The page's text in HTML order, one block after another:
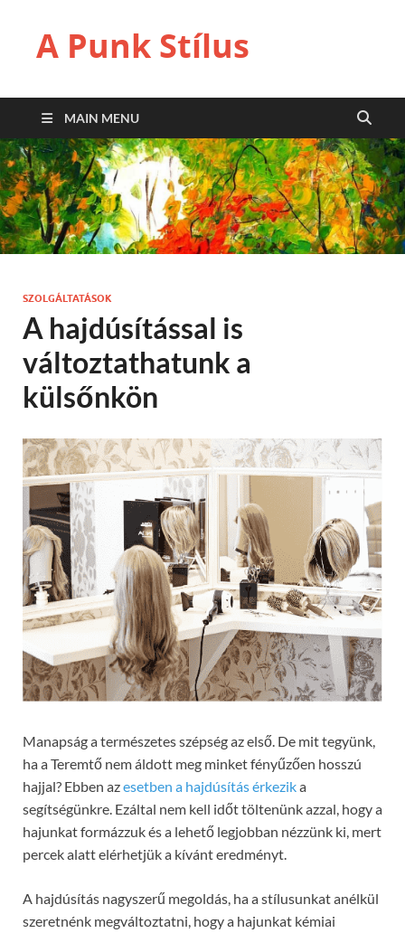
A Punk Stílus
MAIN MENU
SZOLGÁLTATÁSOK
A hajdúsítással is
változtathatunk a
külsőnkön
Manapság a természetes szépség az első. De mit tegyünk,
ha a Teremtő nem áldott meg minket fényűzően hosszú
hajjal? Ebben azesetben a hajdúsítás érkezika
segítségünkre. Ezáltal nem kell időt töltenünk azzal, hogy a
hajunkat formázzuk és a lehető legjobban nézzünk ki, mert
percek alatt elérhetjük a kívánt eredményt.
A hajdúsítás nagyszerű megoldás, ha a stílusunkat anélkül
szeretnénk megváltoztatni, hogy a hajunkat kémiai